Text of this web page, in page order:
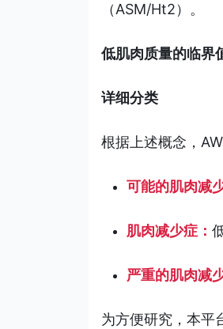
（ASM/Ht2）。
低肌肉质量的临界
详细分类
根据上述概念，
可能的肌肉减
肌肉减少症：
严重的肌肉减
为方便研究，本平